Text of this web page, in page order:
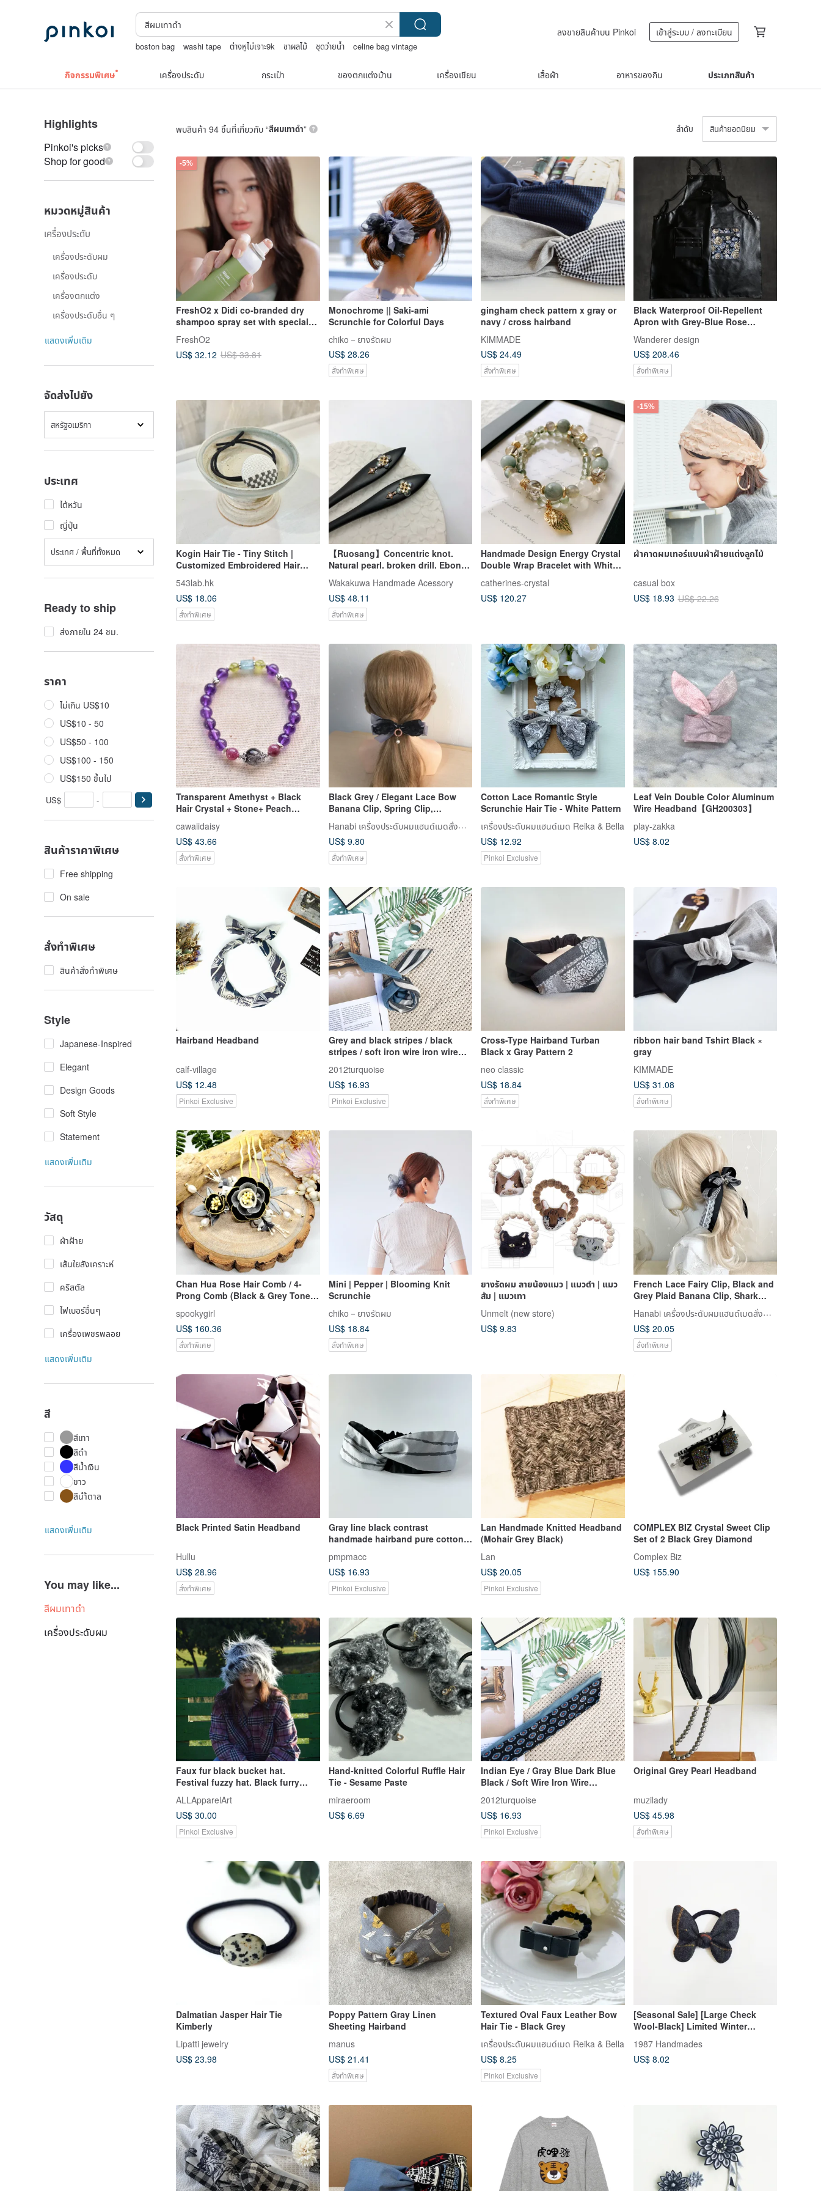
boston bag washi tape ต่างหูไม่เจาะ9k ชาผลไม้ ชุดว่ายน้ำ
celine bag vintage
ลงขายสินค้าบน Pinkoi เข้าสู่ระบบ / ลงทะเบียน
กิจกรรมพิเศษ เครื่องประดับ กระเป๋า ของตกแต่งบ้าน เครื่องเขียน เสื้อผ้า อาหารของกิน ประเภทสินค้า
Highlights
Pinkoi's picks
Shop for good
หมวดหมู่สินค้า
เครื่องประดับ
เครื่องประดับผม
เครื่องประดับ
เครื่องตกแต่ง
เครื่องประดับอื่น ๆ
แสดงเพิ่มเติม
จัดส่งไปยัง
สหรัฐอเมริกา
ประเทศ
ไต้หวัน
ญี่ปุ่น
ประเทศ / พื้นที่ทั้งหมด
Ready to ship
ส่งภายใน 24 ชม.
ราคา
ไม่เกิน US$10
US$10 - 50
US$50 - 100
US$100 - 150
US$150 ขึ้นไป
US$ -
สินค้าราคาพิเศษ
Free shipping
On sale
สั่งทำพิเศษ
สินค้าสั่งทำพิเศษ
Style
Japanese-Inspired
Elegant
Design Goods
Soft Style
Statement
แสดงเพิ่มเติม
วัสดุ
ผ้าฝ้าย
เส้นใยสังเคราะห์
คริสตัล
ไฟเบอร์อื่นๆ
เครื่องเพชรพลอย
แสดงเพิ่มเติม
สี
สีเทา
สีดำ
สีน้ำเงิน
ขาว
สีนำ้ตาล
แสดงเพิ่มเติม
You may like...
สีผมเทาดำ
เครื่องประดับผม
พบสินค้า 94 ชิ้นที่เกี่ยวกับ “สีผมเทาดำ” ลำดับ สินค้ายอดนิยม
-5%
FreshO2 x Didi co-branded dry
shampoo spray set with special
FreshO2
US$ 32.12 US$ 33.81
Monochrome || Saki-ami
Scrunchie for Colorful Days
chiko－ยางรัดผม
US$ 28.26
สั่งทำพิเศษ
gingham check pattern x gray or
navy / cross hairband
KIMMADE
US$ 24.49
สั่งทำพิเศษ
Black Waterproof Oil-Repellent
Apron with Grey-Blue Rose
Wanderer design
US$ 208.46
สั่งทำพิเศษ
Kogin Hair Tie - Tiny Stitch |
Customized Embroidered Hair
543lab.hk
US$ 18.06
สั่งทำพิเศษ
【Ruosang】Concentric knot.
Natural pearl. broken drill. Ebony
Wakakuwa Handmade Acessory
US$ 48.11
สั่งทำพิเศษ
Handmade Design Energy Crystal
Double Wrap Bracelet with White
Green Rabbit Hair / Black Copper
Rutilated Quartz / Labradorite
catherines-crystal
US$ 120.27
-15%
ผ้าคาดผมเทอร์แบนผ้าฝ้ายแต่งลูกไม้
casual box
US$ 18.93 US$ 22.26
Transparent Amethyst + Black
Hair Crystal + Stone+ Peach
Tourmaline + Stone Sterling Silver
Crystal Bracelet
cawaiidaisy
US$ 43.66
สั่งทำพิเศษ
Black Grey / Elegant Lace Bow
Banana Clip, Spring Clip,
Automatic Clip, Hair Tie, Hair
Band, Shark Clip
Hanabi เครื่องประดับผมแฮนด์เมดสั่งทำพิเศษ
US$ 9.80
สั่งทำพิเศษ
Cotton Lace Romantic Style
Scrunchie Hair Tie - White Pattern
เครื่องประดับผมแฮนด์เมด Reika & Bella
US$ 12.92
Pinkoi Exclusive
Leaf Vein Double Color Aluminum
Wire Headband【GH200303】
play-zakka
US$ 8.02
Hairband Headband
calf-village
US$ 12.48
Pinkoi Exclusive
Grey and black stripes / black
stripes / soft iron wire iron wire
2012turquoise
US$ 16.93
Pinkoi Exclusive
Cross-Type Hairband Turban
Black x Gray Pattern 2
neo classic
US$ 18.84
สั่งทำพิเศษ
ribbon hair band Tshirt Black ×
gray
KIMMADE
US$ 31.08
สั่งทำพิเศษ
Chan Hua Rose Hair Comb / 4-
Prong Comb (Black & Grey Tones)
Embroidery Thread
spookygirl
US$ 160.36
สั่งทำพิเศษ
Mini | Pepper | Blooming Knit
Scrunchie
chiko－ยางรัดผม
US$ 18.84
สั่งทำพิเศษ
ยางรัดผม ลายน้องแมว | แมวดำ | แมว
ส้ม | แมวเทา
Unmelt (new store)
US$ 9.83
French Lace Fairy Clip, Black and
Grey Plaid Banana Clip, Shark
Clip, Ponytail Holder, Scrunchie,
Hairpin, Claw Clip
Hanabi เครื่องประดับผมแฮนด์เมดสั่งทำพิเศษ
US$ 20.05
สั่งทำพิเศษ
Black Printed Satin Headband
Hullu
US$ 28.96
สั่งทำพิเศษ
Gray line black contrast
handmade hairband pure cotton
pmpmacc
US$ 16.93
Pinkoi Exclusive
Lan Handmade Knitted Headband
(Mohair Grey Black)
Lan
US$ 20.05
Pinkoi Exclusive
COMPLEX BIZ Crystal Sweet Clip
Set of 2 Black Grey Diamond
Complex Biz
US$ 155.90
Faux fur black bucket hat.
Festival fuzzy hat. Black furry
hat.Rave bucket hat.
ALLApparelArt
US$ 30.00
Pinkoi Exclusive
Hand-knitted Colorful Ruffle Hair
Tie - Sesame Paste
miraeroom
US$ 6.69
Indian Eye / Gray Blue Dark Blue
Black / Soft Wire Iron Wire
2012turquoise
US$ 16.93
Pinkoi Exclusive
Original Grey Pearl Headband
muzilady
US$ 45.98
สั่งทำพิเศษ
Dalmatian Jasper Hair Tie
Kimberly
Lipatti jewelry
US$ 23.98
Poppy Pattern Gray Linen
Sheeting Hairband
manus
US$ 21.41
สั่งทำพิเศษ
Textured Oval Faux Leather Bow
Hair Tie - Black Grey
เครื่องประดับผมแฮนด์เมด Reika & Bella
US$ 8.25
Pinkoi Exclusive
[Seasonal Sale] [Large Check
Wool-Black] Limited Winter
1987 Handmades
US$ 8.02